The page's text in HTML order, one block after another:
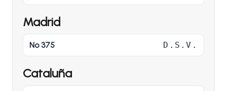
Madrid
Nº 375 D.S.V.
Cataluña